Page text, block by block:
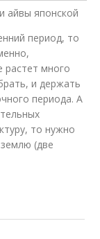
период, то
растет много
и держать
периода. А
то нужно
(две